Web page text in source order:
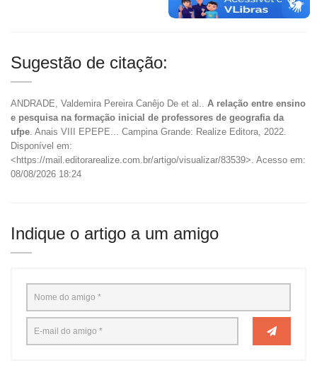
Sugestão de citação:
ANDRADE, Valdemira Pereira Canêjo De et al.. A relação entre ensino
e pesquisa na formação inicial de professores de geografia da
ufpe . Anais VIII EPEPE... Campina Grande: Realize Editora, 2022.
Disponível em:
<https://mail.editorarealize.com.br/artigo/visualizar/83539>. Acesso em:
08/08/2026 18:24
Indique o artigo a um amigo